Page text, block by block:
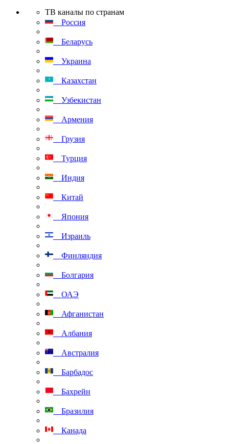
ТВ каналы по странам
Россия
Беларусь
Украина
Казахстан
Узбекистан
Армения
Грузия
Турция
Индия
Китай
Япония
Израиль
Финляндия
Болгария
ОАЭ
Афганистан
Албания
Австралия
Барбадос
Бахрейн
Бразилия
Канада